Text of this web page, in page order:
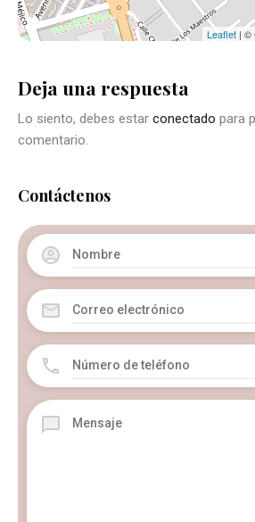
Leaflet | ©
Deja una respuesta
Lo siento, debes estar conectado para
comentario.
Contáctenos